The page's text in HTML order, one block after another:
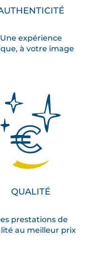
Une expérience
à votre image
QUALITÉ
prestations de
au meilleur prix